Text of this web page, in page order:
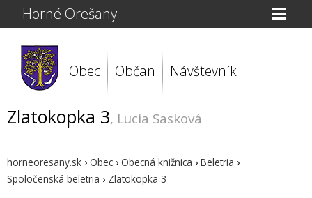
Horné Orešany
Obec Občan Návštevník
Zlatokopka 3, Lucia Sasková
horneoresany.sk › Obec › Obecná knižnica › Beletria ›
Spoločenská beletria › Zlatokopka 3